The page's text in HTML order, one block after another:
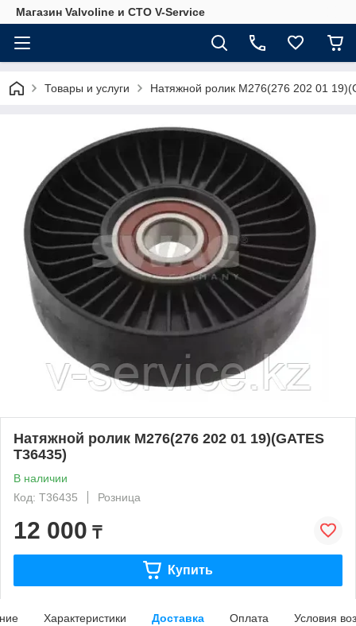
Магазин Valvoline и СТО V-Service
Товары и услуги Натяжной ролик M276(276 202 01
Натяжной ролик M276(276 202 01 19)(GATES
T36435)
В наличии
Код: T36435
Розница
12 000 ₸
Купить
Характеристики Доставка Оплата Условия